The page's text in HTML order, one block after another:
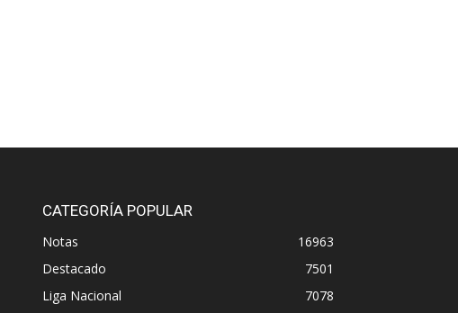
CATEGORÍA POPULAR
Notas
16963
Destacado
7501
Liga Nacional
7078